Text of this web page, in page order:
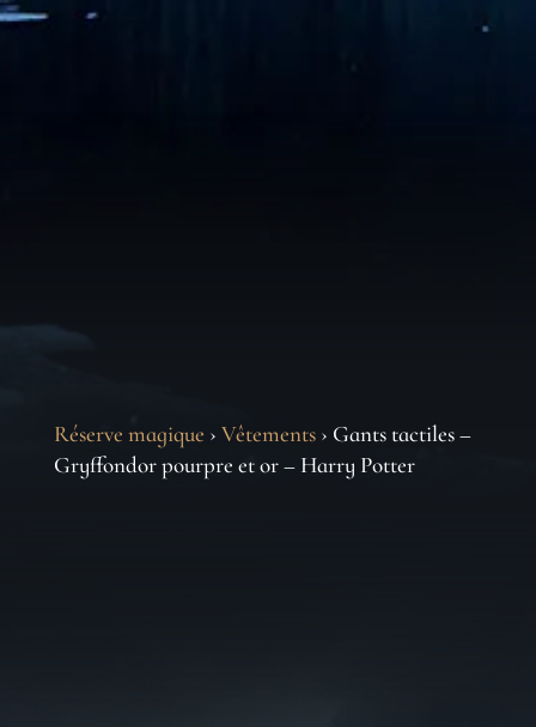
Réserve magique › Vêtements› Gants tactiles –
Gryffondor pourpre et or – Harry Potter